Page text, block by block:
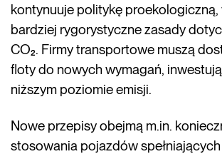
kontynuuje politykę
bardziej rygorystyczne zasady
CO₂. Firmy transportowe muszą
floty do nowych wymagań,
niższym poziomie emisji.
Nowe przepisy obejmą m.in.
stosowania pojazdów